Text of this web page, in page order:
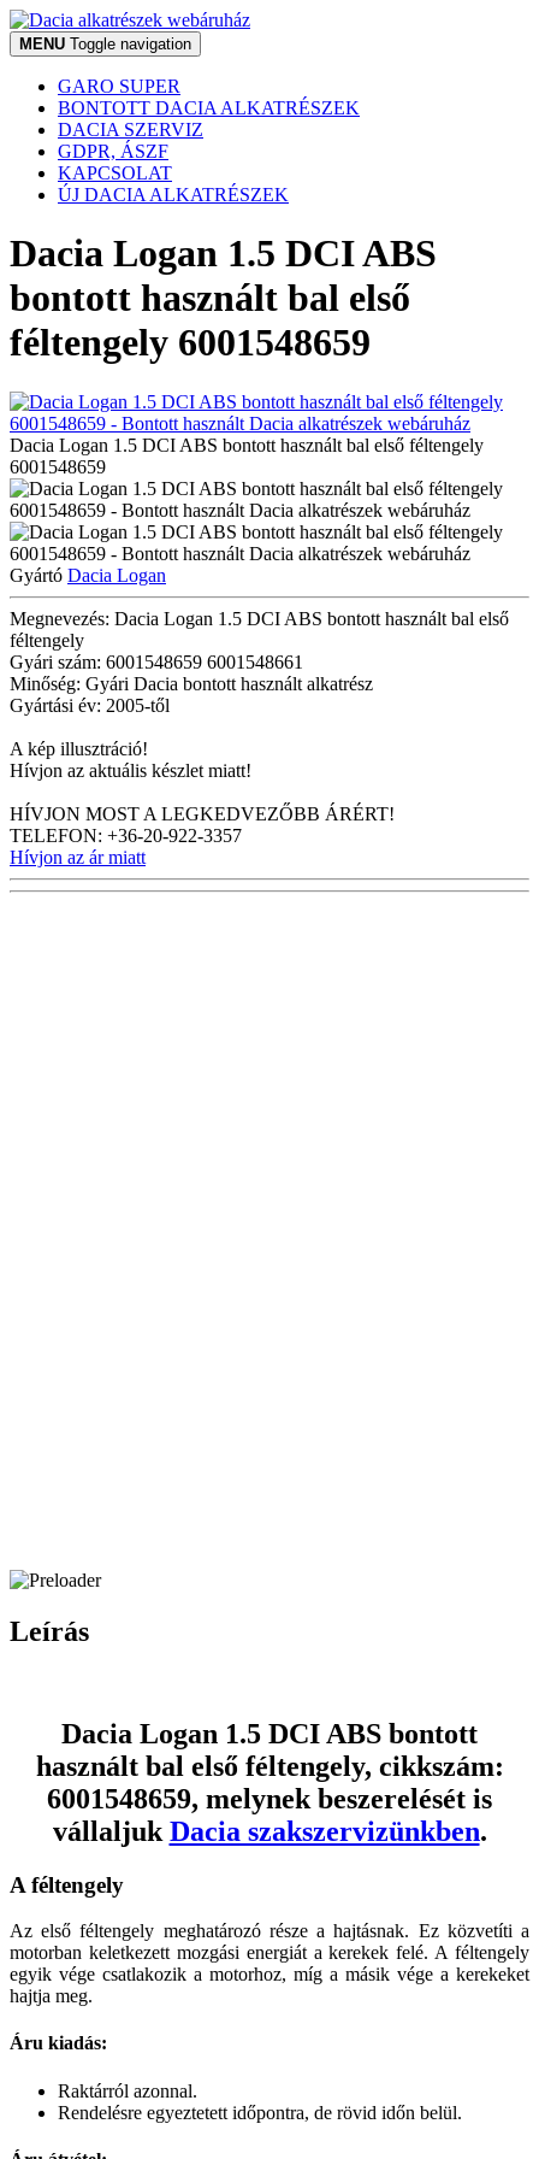
MENU Toggle navigation
GARO SUPER
BONTOTT DACIA ALKATRÉSZEK
DACIA SZERVIZ
GDPR, ÁSZF
KAPCSOLAT
ÚJ DACIA ALKATRÉSZEK
Dacia Logan 1.5 DCI ABS
bontott használt bal első
féltengely 6001548659
Dacia Logan 1.5 DCI ABS bontott használt bal első féltengely
6001548659
Gyártó Dacia Logan
Megnevezés: Dacia Logan 1.5 DCI ABS bontott használt bal első
féltengely
Gyári szám: 6001548659 6001548661
Minőség: Gyári Dacia bontott használt alkatrész
Gyártási év: 2005-től
A kép illusztráció!
Hívjon az aktuális készlet miatt!
HÍVJON MOST A LEGKEDVEZŐBB ÁRÉRT!
TELEFON: +36-20-922-3357
Hívjon az ár miatt
Leírás
Dacia Logan 1.5 DCI ABS bontott
használt bal első féltengely, cikkszám:
6001548659, melynek beszerelését is
vállaljuk Dacia szakszervizünkben.
A féltengely
Az első féltengely meghatározó része a hajtásnak. Ez közvetíti a
motorban keletkezett mozgási energiát a kerekek felé. A féltengely
egyik vége csatlakozik a motorhoz, míg a másik vége a kerekeket
hajtja meg.
Áru kiadás:
Raktárról azonnal.
Rendelésre egyeztetett időpontra, de rövid időn belül.